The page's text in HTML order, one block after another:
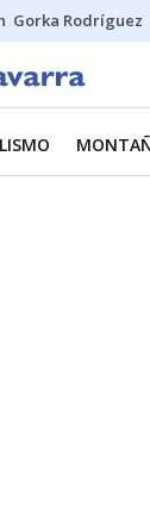
Gorka Rodríguez